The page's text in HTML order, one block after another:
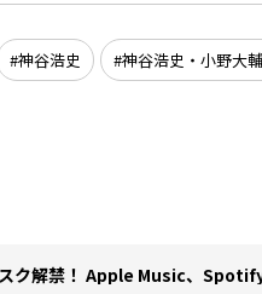
神谷浩史 神谷浩史・小野大